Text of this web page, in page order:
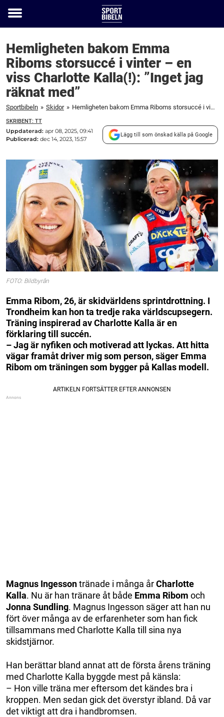
Toggle
Hemligheten bakom Emma
Riboms storsuccé i vinter – en
viss Charlotte Kalla(!): ”Inget jag
räknat med”
Sportbibeln » Skidor » Hemligheten bakom Emma Riboms storsuccé i vinter – en viss Charlotte Kalla(!): "Inget jag räknat med"
SKRIBENT: TT
Uppdaterad: apr 08, 2025, 09:41
Publicerad: dec 14, 2023, 15:57
Lägg till som önskad källa på Google
FOTO: Bildbyrån
Emma Ribom, 26, är skidvärldens sprintdrottning. I
Trondheim kan hon ta tredje raka världscupsegern.
Träning inspirerad av Charlotte Kalla är en
förklaring till succén.
– Jag är nyfiken och motiverad att lyckas. Att hitta
vägar framåt driver mig som person, säger Emma
Ribom om träningen som bygger på Kallas modell.
Magnus Ingessontränade i många årCharlotte
Kalla. Nu är han tränare åt både Emma Ribom och
Jonna Sundling. Magnus Ingesson säger att han nu
fört över många av de erfarenheter som han fick
tillsammans med Charlotte Kalla till sina nya
skidstjärnor.
Han berättar bland annat att de första årens träning
med Charlotte Kalla byggde mest på känsla:
– Hon ville träna mer eftersom det kändes bra i
kroppen. Men sedan gick det överstyr ibland. Då var
det viktigt att dra i handbromsen.